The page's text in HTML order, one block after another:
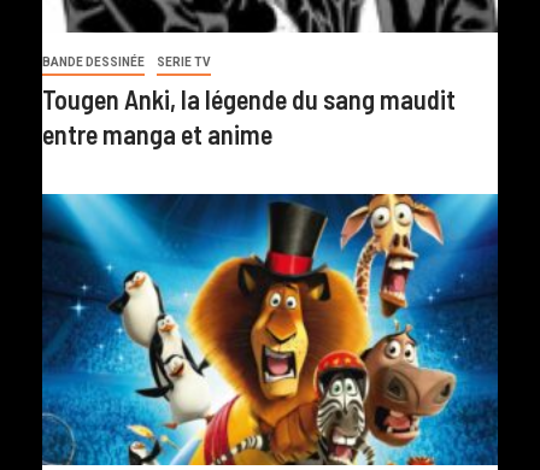
BANDE DESSINÉE SERIE TV
Tougen Anki, la légende du sang maudit
entre manga et anime